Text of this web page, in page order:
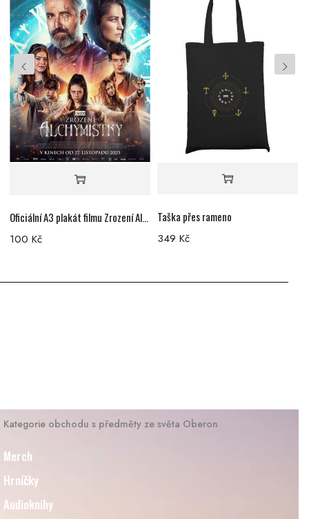
Oficiální A3 plakát filmu Zrození Alchymistky
100Kč
Taška přes rameno
349Kč
Kategorie obchodu s předměty ze světa Oberon
Merch
Hrníčky
Audioknihy